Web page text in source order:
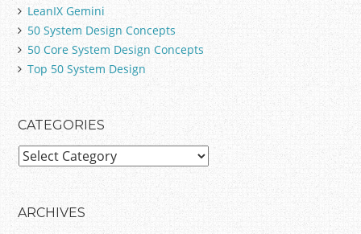
LeanIX Gemini
50 System Design Concepts
50 Core System Design Concepts
Top 50 System Design
CATEGORIES
C
e
ARCHIVES